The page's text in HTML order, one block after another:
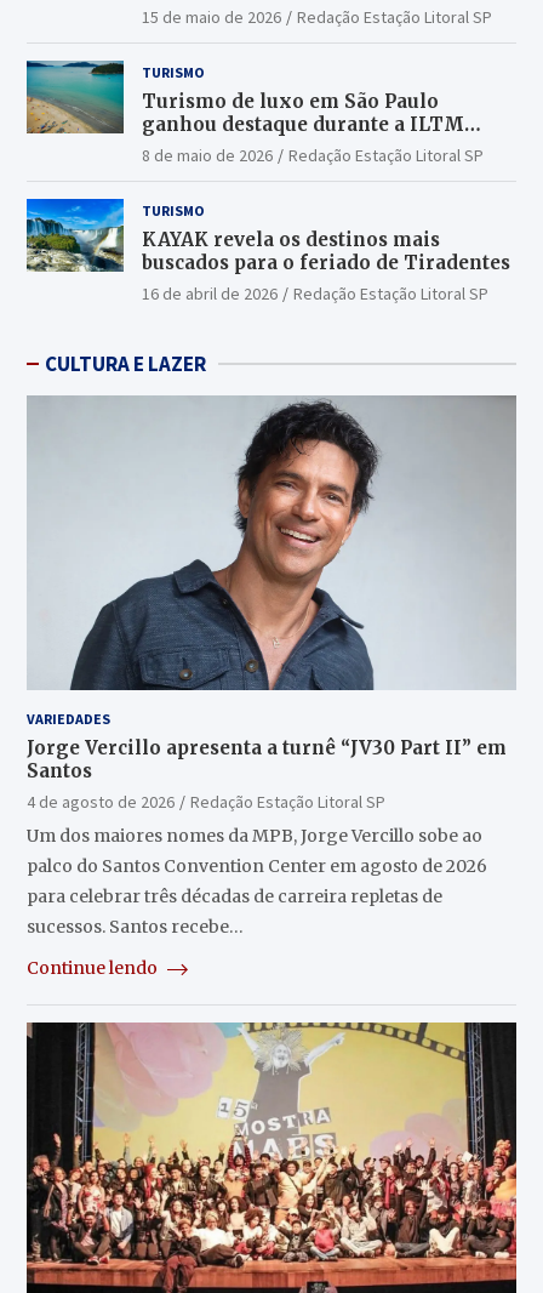
15 de maio de 2026 Redação Estação Litoral SP
TURISMO
Turismo de luxo em São Paulo
ganhou destaque durante a ILTM
Latin America 2026
8 de maio de 2026 Redação Estação Litoral SP
TURISMO
KAYAK revela os destinos mais
buscados para o feriado de Tiradentes
16 de abril de 2026 Redação Estação Litoral SP
CULTURA E LAZER
VARIEDADES
Jorge Vercillo apresenta a turnê “JV30 Part II” em
Santos
4 de agosto de 2026
Redação Estação Litoral SP
Um dos maiores nomes da MPB, Jorge Vercillo sobe ao
palco do Santos Convention Center em agosto de 2026
para celebrar três décadas de carreira repletas de
sucessos. Santos recebe…
Continue lendo